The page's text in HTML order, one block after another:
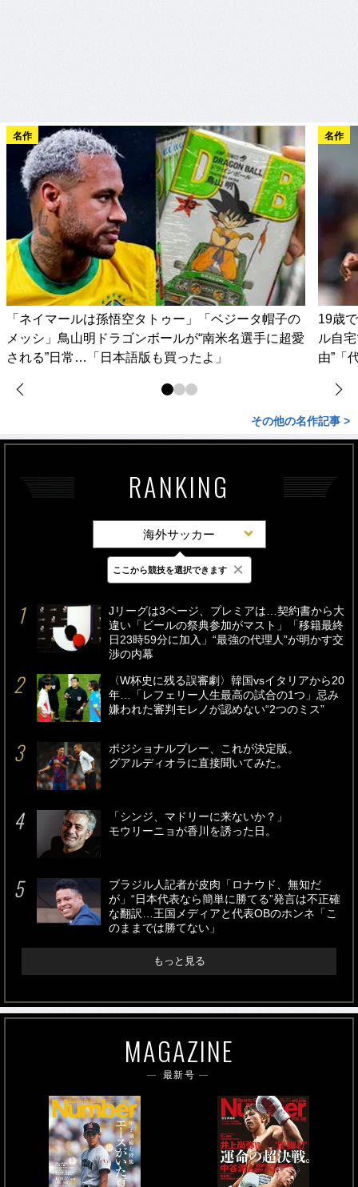
名作
「ネイマールは孫悟空タトゥー」「ベジータ帽子の
メッシ」鳥山明ドラゴンボールが“南米名選手に超愛
される”日常…「日本語版も買ったよ」
名作
19歳
ル自
由”「
その他の名作記事 >
RANKING
海外サッカー
最新 24時間 週間
Jリーグは3ページ、プレミアは…契約書から大
違い「ビールの祭典参加がマスト」「移籍最終
日23時59分に加入」“最強の代理人”が明かす交
渉の内幕
〈W杯史に残る誤審劇〉韓国vsイタリアから20
年…「レフェリー人生最高の試合の1つ」忌み
嫌われた審判モレノが認めない“2つのミス”
ポジショナルプレー、これが決定版。
グアルディオラに直接聞いてみた。
「シンジ、マドリーに来ないか？」
モウリーニョが香川を誘った日。
ブラジル人記者が皮肉「ロナウド、無知だ
が」“日本代表なら簡単に勝てる”発言は不正確
な翻訳…王国メディアと代表OBのホンネ「こ
のままでは勝てない」
もっと見る
MAGAZINE
最新号
ここから競技を選択できます ×